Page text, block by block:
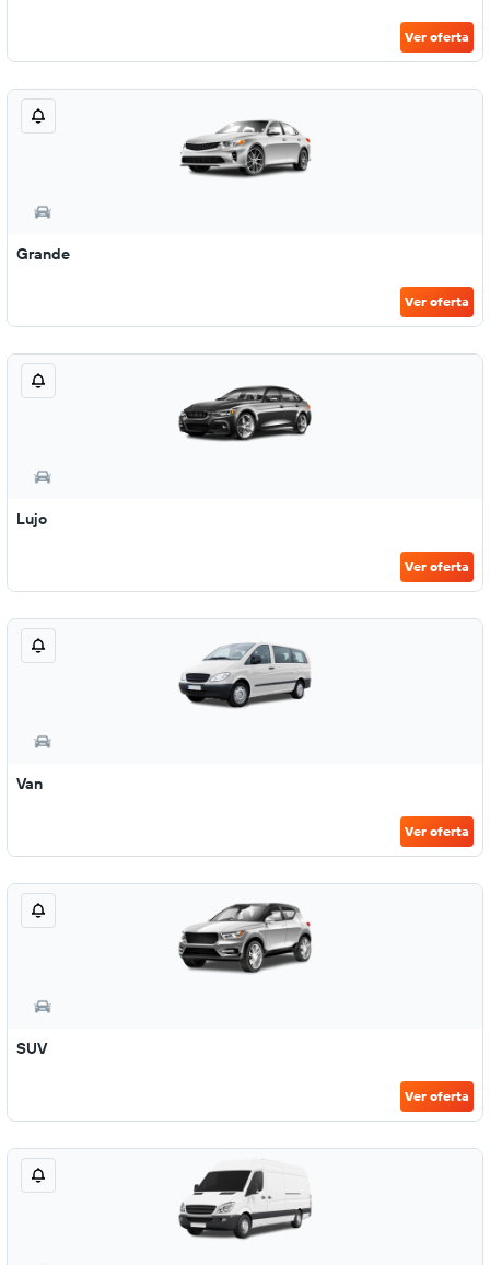
Ver oferta
Grande
Ver oferta
Lujo
Ver oferta
Van
Ver oferta
SUV
Ver oferta